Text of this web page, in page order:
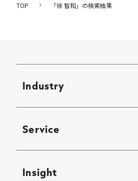
TOP 「徐 智和」の検索結果
Industry
Service
Insight